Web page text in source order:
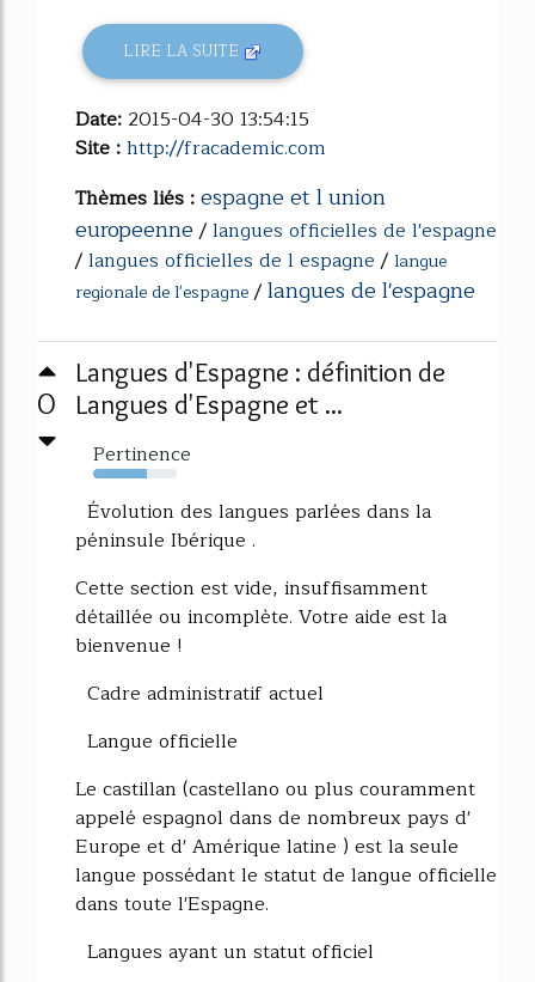
LIRE LA SUITE
Date: 2015-04-30 13:54:15
Site :http://fracademic.com
Thèmes liés :espagne et l union
europeenne/langues officielles de l'espagne
/langues officielles de l espagne/ langue
regionale de l'espagne/langues de l'espagne
0
Langues d'Espagne : définition de
Langues d'Espagne et ...
Pertinence
64%
Évolution des langues parlées dans la
péninsule Ibérique .
Cette section est vide, insuffisamment
détaillée ou incomplète. Votre aide est la
bienvenue !
Cadre administratif actuel
Langue officielle
Le castillan (castellano ou plus couramment
appelé espagnol dans de nombreux pays d'
Europe et d' Amérique latine ) est la seule
langue possédant le statut de langue officielle
dans toute l'Espagne.
Langues ayant un statut officiel